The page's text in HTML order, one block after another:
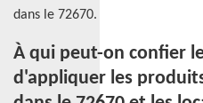
dans le 72670.
À qui peut-on confier
d'appliquer les